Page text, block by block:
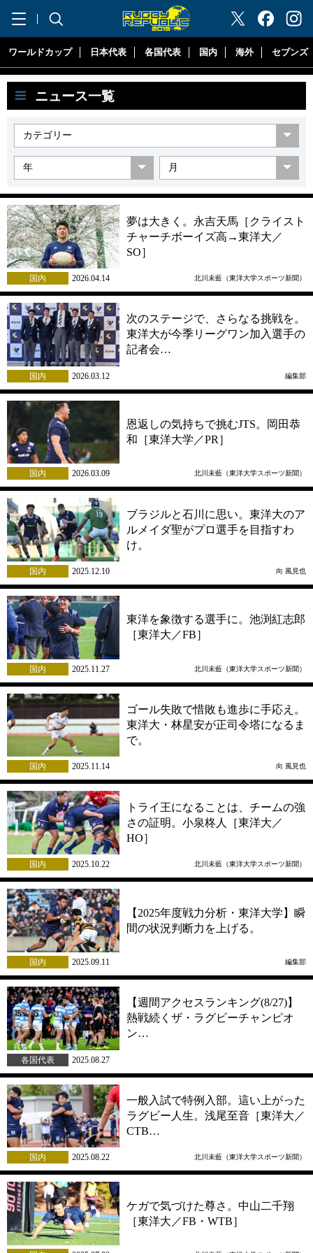
"ラグビーリパブリック"
ワールドカップ 日本代表 各国代表 国内 海外 セブンズ
ニュース一覧
夢は大きく。永吉天馬［クライスト
チャーチボーイズ高→東洋大／
SO］
国内 2026.04.14 北川未藍（東洋大学スポーツ新聞）
次のステージで、さらなる挑戦を。
東洋大が今季リーグワン加入選手の
記者会…
国内 2026.03.12 編集部
恩返しの気持ちで挑むJTS。岡田恭
和［東洋大学／PR］
国内 2026.03.09 北川未藍（東洋大学スポーツ新聞）
ブラジルと石川に思い。東洋大のア
ルメイダ聖がプロ選手を目指すわ
け。
国内 2025.12.10 向 風見也
東洋を象徴する選手に。池渕紅志郎
［東洋大／FB］
国内 2025.11.27 北川未藍（東洋大学スポーツ新聞）
ゴール失敗で惜敗も進歩に手応え。
東洋大・林星安が正司令塔になるま
で。
国内 2025.11.14 向 風見也
トライ王になることは、チームの強
さの証明。小泉柊人［東洋大／
HO］
国内 2025.10.22 北川未藍（東洋大学スポーツ新聞）
【2025年度戦力分析・東洋大学】瞬
間の状況判断力を上げる。
国内 2025.09.11 編集部
【週間アクセスランキング(8/27)】
熱戦続くザ・ラグビーチャンピオ
ン…
各国代表 2025.08.27
一般入試で特例入部。這い上がった
ラグビー人生。浅尾至音［東洋大／
CTB…
国内 2025.08.22 北川未藍（東洋大学スポーツ新聞）
ケガで気づけた尊さ。中山二千翔
［東洋大／FB・WTB］